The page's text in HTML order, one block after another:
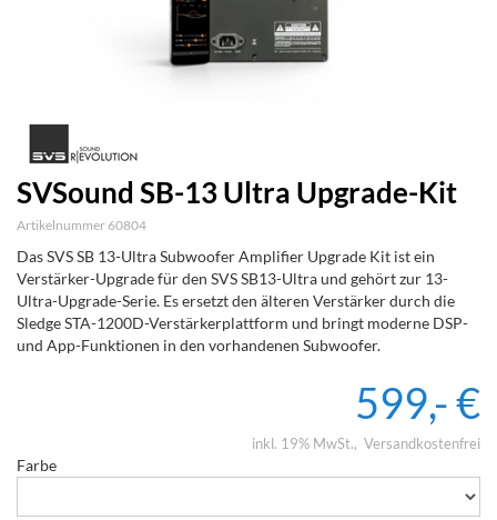
SVSound SB-13 Ultra Upgrade-Kit
Artikelnummer 60804
Das SVS SB 13-Ultra Subwoofer Amplifier Upgrade Kit ist ein
Verstärker-Upgrade für den SVS SB13-Ultra und gehört zur 13-
Ultra-Upgrade-Serie. Es ersetzt den älteren Verstärker durch die
Sledge STA-1200D-Verstärkerplattform und bringt moderne DSP-
und App-Funktionen in den vorhandenen Subwoofer.
599,- €
inkl. 19% MwSt. Versandkostenfrei
Farbe